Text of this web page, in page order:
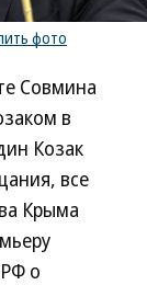
фото
Совмина
в
Козак
все
Крыма
о